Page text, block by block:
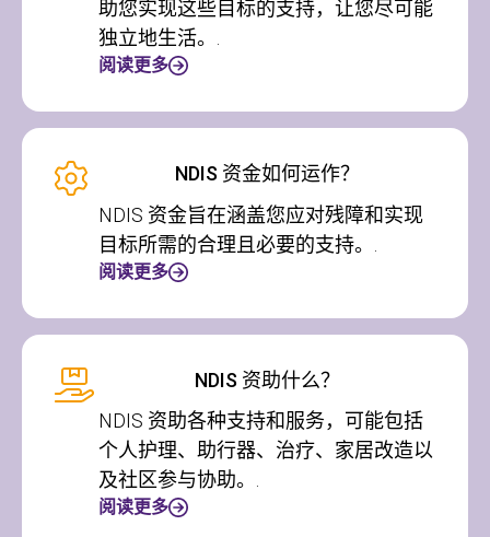
助您实现这些目标的支持，让您尽可能
独立地生活。.
阅读更多
NDIS 资金如何运作？
NDIS 资金旨在涵盖您应对残障和实现
目标所需的合理且必要的支持。.
阅读更多
NDIS 资助什么？
NDIS 资助各种支持和服务，可能包括
个人护理、助行器、治疗、家居改造以
及社区参与协助。.
阅读更多